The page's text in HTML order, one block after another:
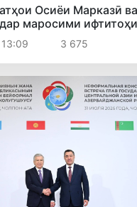
Осиёи Марказӣ ва
маросими ифтитоҳи
варзиши обии
13:09 3 675